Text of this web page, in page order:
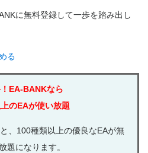
に無料登録して一歩を踏み出し
る
EA-BANKなら
のEAが使い放題
、100種類以上の優良なEAが無
題になります。